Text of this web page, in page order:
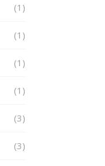
(1)
(1)
(1)
(1)
(3)
(3)